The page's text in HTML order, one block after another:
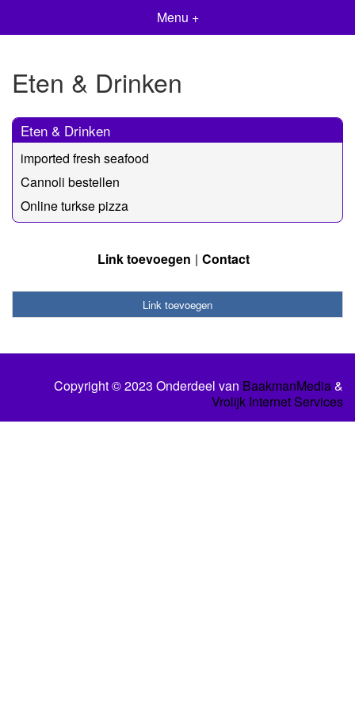
Menu +
Eten & Drinken
Eten & Drinken
imported fresh seafood
Cannoli bestellen
Online turkse pizza
Link toevoegen Contact
Link toevoegen
Copyright © 2023 Onderdeel van BaakmanMedia&
Vrolijk Internet Services